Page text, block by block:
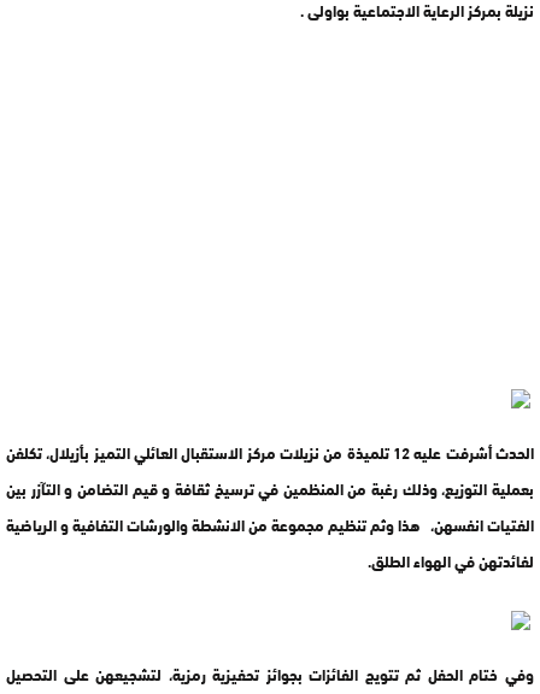
نزيلة بمركز الرعاية الاجتماعية بواولى .
الحدث أشرفت عليه 12 تلميذة من نزيلات مركز الاستقبال العائلي التميز بأزيلال، تكلفن
بعملية التوزيع، وذلك رغبة من المنظمين في ترسيخ ثقافة و قيم التضامن و التآزر بين
الفتيات انفسهن، هذا وثم تنظيم مجموعة من الانشطة والورشات التفافية و الرياضية
لفائدتهن في الهواء الطلق.
وفي ختام الحفل ثم تتويج الفائزات بجوائز تحفيزية رمزية، لتشجيعهن على التحصيل